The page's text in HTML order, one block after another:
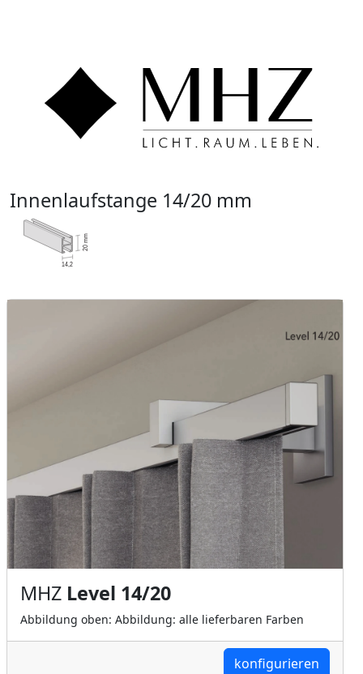
Innenlaufstange 14/20 mm
MHZ Level 14/20
Abbildung oben: Abbildung: alle lieferbaren Farben
konfigurieren